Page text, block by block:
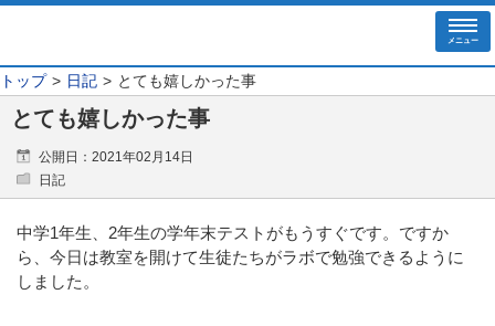
メニュー
トップ 日記 とても嬉しかった事
とても嬉しかった事
公開日：2021年02月14日
日記
中学1年生、2年生の学年末テストがもうすぐです。ですか
ら、今日は教室を開けて生徒たちがラボで勉強できるように
しました。